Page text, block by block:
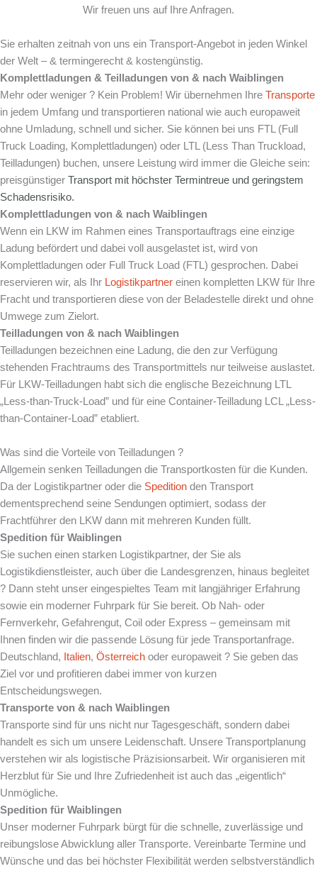
Wir freuen uns auf Ihre Anfragen.
Sie erhalten zeitnah von uns ein Transport-Angebot in jeden Winkel
der Welt – & termingerecht & kostengünstig.
Komplettladungen & Teilladungen von & nach Waiblingen
Mehr oder weniger ? Kein Problem! Wir übernehmen Ihre Transporte
in jedem Umfang und transportieren national wie auch europaweit
ohne Umladung, schnell und sicher. Sie können bei uns FTL (Full
Truck Loading, Komplettladungen) oder LTL (Less Than Truckload,
Teilladungen) buchen, unsere Leistung wird immer die Gleiche sein:
preisgünstiger Transport mit höchster Termintreue und geringstem
Schadensrisiko.
Komplettladungen von & nach Waiblingen
Wenn ein LKW im Rahmen eines Transportauftrags eine einzige
Ladung befördert und dabei voll ausgelastet ist, wird von
Komplettladungen oder Full Truck Load (FTL) gesprochen. Dabei
reservieren wir, als Ihr Logistikpartner einen kompletten LKW für Ihre
Fracht und transportieren diese von der Beladestelle direkt und ohne
Umwege zum Zielort.
Teilladungen von & nach Waiblingen
Teilladungen bezeichnen eine Ladung, die den zur Verfügung
stehenden Frachtraums des Transportmittels nur teilweise auslastet.
Für LKW-Teilladungen habt sich die englische Bezeichnung LTL
„Less-than-Truck-Load” und für eine Container-Teilladung LCL „Less-
than-Container-Load” etabliert.
Was sind die Vorteile von Teilladungen ?
Allgemein senken Teilladungen die Transportkosten für die Kunden.
Da der Logistikpartner oder die Spedition den Transport
dementsprechend seine Sendungen optimiert, sodass der
Frachtführer den LKW dann mit mehreren Kunden füllt.
Spedition für Waiblingen
Sie suchen einen starken Logistikpartner, der Sie als
Logistikdienstleister, auch über die Landesgrenzen, hinaus begleitet
? Dann steht unser eingespieltes Team mit langjähriger Erfahrung
sowie ein moderner Fuhrpark für Sie bereit. Ob Nah- oder
Fernverkehr, Gefahrengut, Coil oder Express – gemeinsam mit
Ihnen finden wir die passende Lösung für jede Transportanfrage.
Deutschland, Italien, Österreich oder europaweit ? Sie geben das
Ziel vor und profitieren dabei immer von kurzen
Entscheidungswegen.
Transporte von & nach Waiblingen
Transporte sind für uns nicht nur Tagesgeschäft, sondern dabei
handelt es sich um unsere Leidenschaft. Unsere Transportplanung
verstehen wir als logistische Präzisionsarbeit. Wir organisieren mit
Herzblut für Sie und Ihre Zufriedenheit ist auch das „eigentlich“
Unmögliche.
Spedition für Waiblingen
Unser moderner Fuhrpark bürgt für die schnelle, zuverlässige und
reibungslose Abwicklung aller Transporte. Vereinbarte Termine und
Wünsche und das bei höchster Flexibilität werden selbstverständlich